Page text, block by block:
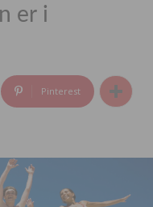
er i
Pinterest